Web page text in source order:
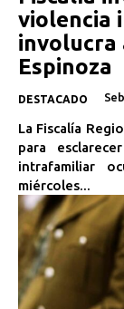
violencia
involucra
Espinoza
DESTACADO
La Fiscalía
para
intrafamiliar
miércoles...